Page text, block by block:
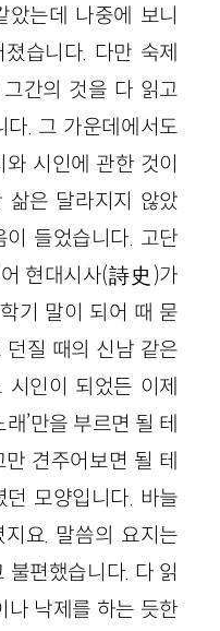
았는데 나중에 보니
습니다. 다만 숙제
간의 것을 다 읽고
. 그 가운데에서도
시인에 관한 것이
삶은 달라지지 않았
들었습니다. 고단
현대시사(詩史)가
기 말이 되어 때 묻
질 때의 신남 같은
시인이 되었든 이제
’만을 부르면 될 테
견주어보면 될 테
모양입니다. 바늘
요. 말씀의 요지는
불편했습니다. 다 읽
나 낙제를 하는 듯한